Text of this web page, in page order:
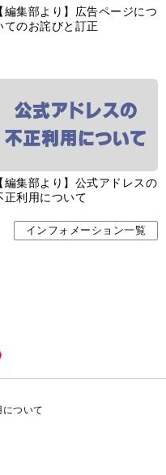
【編集部より】広告ページにつ
てのお詫びと訂正
【編集部より】公式アドレスの
正利用について
インフォメーション一覧
ついて